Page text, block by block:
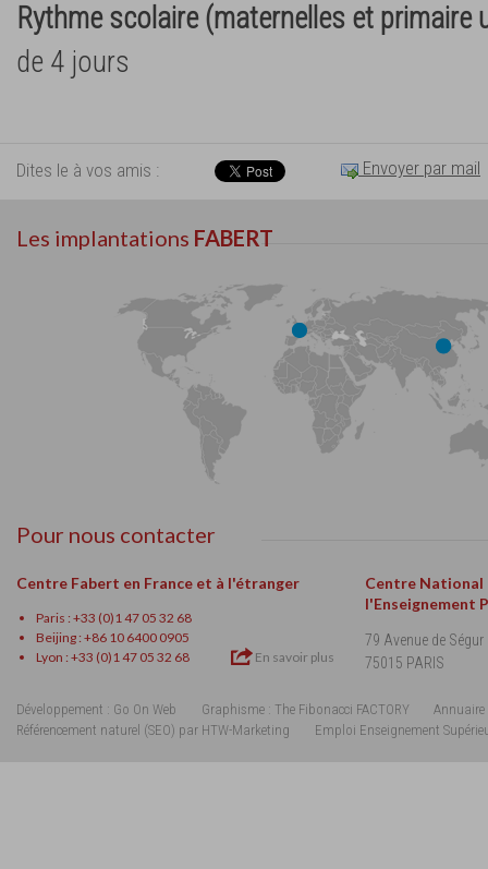
Rythme scolaire (maternelles et primaire
de 4 jours
Dites le à vos amis : Envoyer par mail
Les implantations FABERT
Pour nous contacter
Centre Fabert en France et à l'étranger
Paris : +33 (0)1 47 05 32 68
Beijing : +86 10 6400 0905
Lyon : +33 (0)1 47 05 32 68
En savoir plus
Centre National
l'Enseignement
79 Avenue de Ségur
75015 PARIS
Développement : Go On Web Graphisme : The Fibonacci FACTORY
Annuaire
Référencement naturel (SEO) par HTW-Marketing
Emploi Enseignement